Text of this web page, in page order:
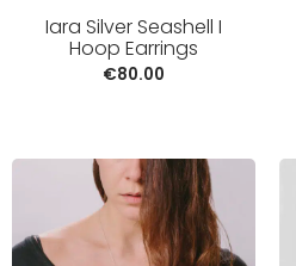
Iara Silver Seashell I
Hoop Earrings
€80.00